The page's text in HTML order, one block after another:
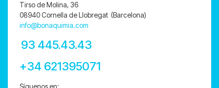
Tirso de Molina, 36
08940 Cornella de Llobregat (Barcelona)
info@bonaquimia.com
93 445.43.43
+34 621395071